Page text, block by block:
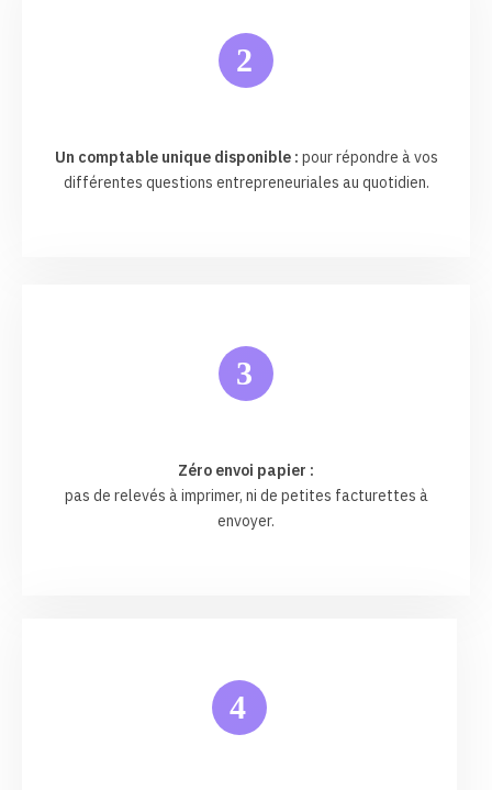
2
Un comptable unique disponible : pour répondre à vos
différentes questions entrepreneuriales au quotidien.
3
Zéro envoi papier :
pas de relevés à imprimer, ni de petites facturettes à
envoyer.
4